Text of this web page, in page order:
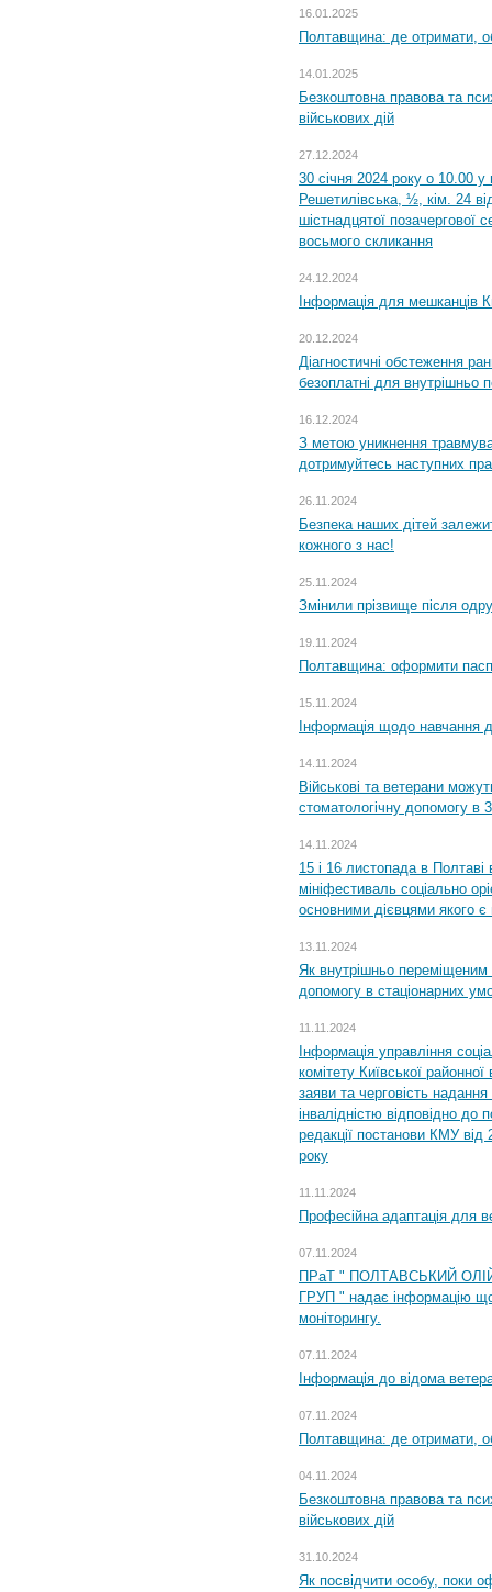
16.01.2025
Полтавщина: де отримати,
14.01.2025
Безкоштовна правова та
військових дій
27.12.2024
30 січня 2024 року о 10.00 у
Решетилівська, ½, кім. 24
шістнадцятої позачергової
восьмого скликання
24.12.2024
Інформація для мешканців
20.12.2024
Діагностичні обстеження
безоплатні для внутрішньо
16.12.2024
З метою уникнення
дотримуйтесь наступних
26.11.2024
Безпека наших дітей
кожного з нас!
25.11.2024
Змінили прізвище після
19.11.2024
Полтавщина: оформити
15.11.2024
Інформація щодо навчання
14.11.2024
Військові та ветерани
стоматологічну допомогу в
14.11.2024
15 і 16 листопада в
мініфестиваль соціально
основними дієвцями якого є
13.11.2024
Як внутрішньо переміщеним
допомогу в стаціонарних
11.11.2024
Інформація управління
комітету Київської
заяви та черговість надання
інвалідністю відповідно
редакції постанови КМУ
року
11.11.2024
Професійна адаптація для
07.11.2024
ПРаТ " ПОЛТАВСЬКИЙ
ГРУП " надає інформацію
моніторингу.
07.11.2024
Інформація до відома
07.11.2024
Полтавщина: де отримати,
04.11.2024
Безкоштовна правова та
військових дій
31.10.2024
Як посвідчити особу, поки